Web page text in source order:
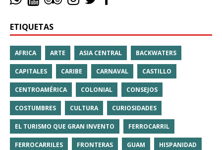
ETIQUETAS
AFRICA ARTE ASIA CENTRAL BACKWATERS
CAPITALES CARIBE CARNAVAL CASTILLO
CENTROAMÉRICA COLONIAL CONSEJOS
COSTUMBRES CULTURA CURIOSIDADES
EL TURISMO QUE GRAN INVENTO FERROCARRIL
FERROCARRILES FRONTERAS GUAM HISPANIDAD